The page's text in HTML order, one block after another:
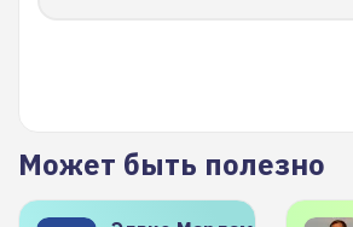
Может быть полезно